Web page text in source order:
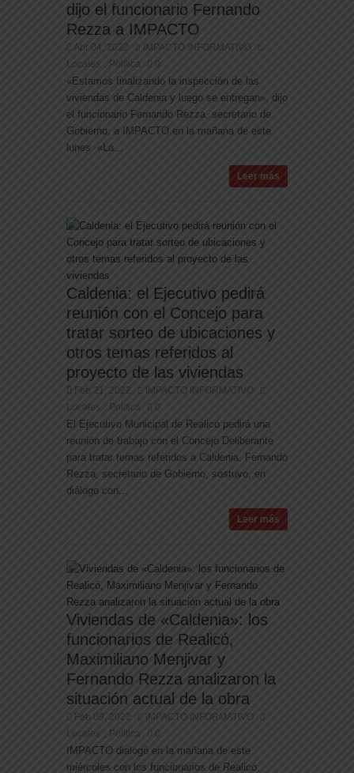
dijo el funcionario Fernando
Rezza a IMPACTO
Abr 04, 2022
IMPACTO INFORMATIVO
Locales
Politica 0
«Estamos finalizando la inspección de las
viviendas de Caldenia y luego se entregan», dijo
el funcionario Fernando Rezza, secretario de
Gobierno, a IMPACTO en la mañana de este
lunes. «La...
Leer más
Caldenia: el Ejecutivo pedirá
reunión con el Concejo para
tratar sorteo de ubicaciones y
otros temas referidos al
proyecto de las viviendas
Feb 21, 2022
IMPACTO INFORMATIVO
Locales
Politica 0
El Ejecutivo Municipal de Realicó pedirá una
reunión de trabajo con el Concejo Deliberante
para tratar temas referidos a Caldenia. Fernando
Rezza, secretario de Gobierno, sostuvo, en
diálogo con...
Leer más
Viviendas de «Caldenia»: los
funcionarios de Realicó,
Maximiliano Menjivar y
Fernando Rezza analizaron la
situación actual de la obra
Feb 09, 2022
IMPACTO INFORMATIVO
Locales
Politica 0
IMPACTO dialogó en la mañana de este
miércoles con los funcionarios de Realicó,